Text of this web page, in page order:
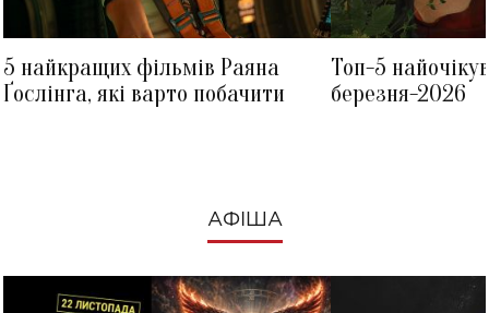
5 найкращих фільмів Раяна
Ґослінга, які варто побачити
Топ-5
березня-2026
АФІША